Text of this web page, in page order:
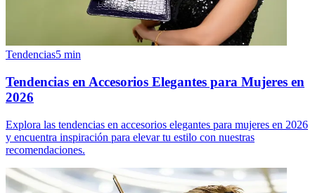
Tendencias5 min
Tendencias en Accesorios Elegantes para Mujeres en
2026
Explora las tendencias en accesorios elegantes para mujeres en 2026
y encuentra inspiración para elevar tu estilo con nuestras
recomendaciones.